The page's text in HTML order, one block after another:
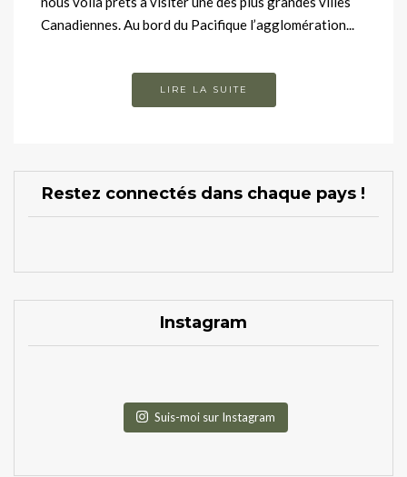
Canadiennes. Au bord du Pacifique l’agglomération...
LIRE LA SUITE
Restez connectés dans chaque pays !
Instagram
Suis-moi sur Instagram